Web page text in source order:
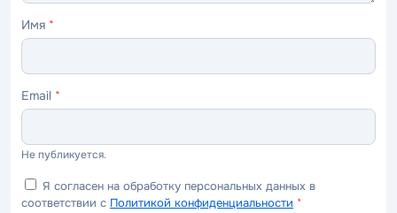
Имя *
Email *
Не публикуется.
Я согласен на обработку персональных данных в
соответствии с Политикой конфиденциальности *